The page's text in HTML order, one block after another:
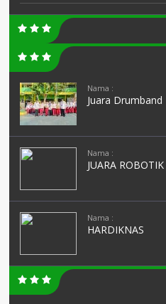
Nama :
Juara Drumband
Nama :
JUARA
Nama :
HARDIKNAS